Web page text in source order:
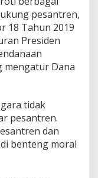
pesantren,
18 Tahun 2019
Presiden
mengatur Dana
tidak
pesantren.
dan
benteng moral